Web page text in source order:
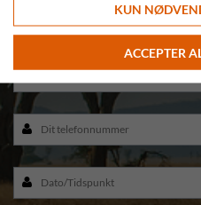
KUN
ACCEPTER